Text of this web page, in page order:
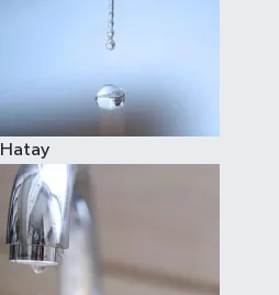
Hatay